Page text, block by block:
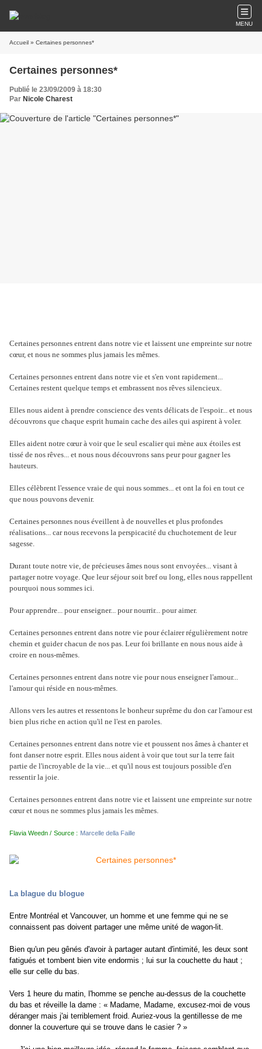
MENU
Accueil » Certaines personnes*
Certaines personnes*
Publié le 23/09/2009 à 18:30
Par Nicole Charest
Certaines personnes entrent dans notre vie et laissent une empreinte sur notre
cœur, et nous ne sommes plus jamais les mêmes.
Certaines personnes entrent dans notre vie et s'en vont rapidement...
Certaines restent quelque temps et embrassent nos rêves silencieux.
Elles nous aident à prendre conscience des vents délicats de l'espoir... et nous
découvrons que chaque esprit humain cache des ailes qui aspirent à voler.
Elles aident notre cœur à voir que le seul escalier qui mène aux étoiles est
tissé de nos rêves... et nous nous découvrons sans peur pour gagner les
hauteurs.
Elles célèbrent l'essence vraie de qui nous sommes... et ont la foi en tout ce
que nous pouvons devenir.
Certaines personnes nous éveillent à de nouvelles et plus profondes
réalisations... car nous recevons la perspicacité du chuchotement de leur
sagesse.
Durant toute notre vie, de précieuses âmes nous sont envoyées... visant à
partager notre voyage. Que leur séjour soit bref ou long, elles nous rappellent
pourquoi nous sommes ici.
Pour apprendre... pour enseigner... pour nourrir... pour aimer.
Certaines personnes entrent dans notre vie pour éclairer régulièrement notre
chemin et guider chacun de nos pas. Leur foi brillante en nous nous aide à
croire en nous-mêmes.
Certaines personnes entrent dans notre vie pour nous enseigner l'amour...
l'amour qui réside en nous-mêmes.
Allons vers les autres et ressentons le bonheur suprême du don car l'amour est
bien plus riche en action qu'il ne l'est en paroles.
Certaines personnes entrent dans notre vie et poussent nos âmes à chanter et
font danser notre esprit. Elles nous aident à voir que tout sur la terre fait
partie de l'incroyable de la vie... et qu'il nous est toujours possible d'en
ressentir la joie.
Certaines personnes entrent dans notre vie et laissent une empreinte sur notre
cœur et nous ne sommes plus jamais les mêmes.
Flavia Weedn / Source : Marcelle della Faille
La blague du blogue
Entre Montréal et Vancouver, un homme et une femme qui ne se
connaissent pas doivent partager une même unité de wagon-lit.
Bien qu'un peu gênés d'avoir à partager autant d'intimité, les deux sont
fatigués et tombent bien vite endormis ; lui sur la couchette du haut ;
elle sur celle du bas.
Vers 1 heure du matin, l'homme se penche au-dessus de la couchette
du bas et réveille la dame : « Madame, Madame, excusez-moi de vous
déranger mais j'ai terriblement froid. Auriez-vous la gentillesse de me
donner la couverture qui se trouve dans le casier ? »